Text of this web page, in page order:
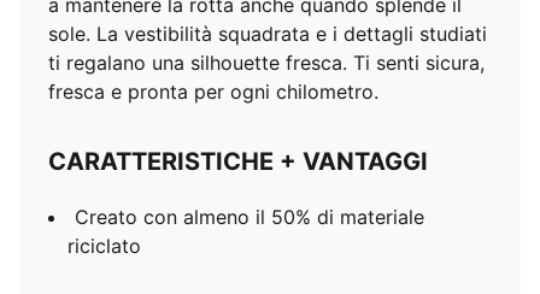
a mantenere la rotta anche quando splende il
sole. La vestibilità squadrata e i dettagli studiati
ti regalano una silhouette fresca. Ti senti sicura,
fresca e pronta per ogni chilometro.
CARATTERISTICHE + VANTAGGI
Creato con almeno il 50% di materiale
riciclato